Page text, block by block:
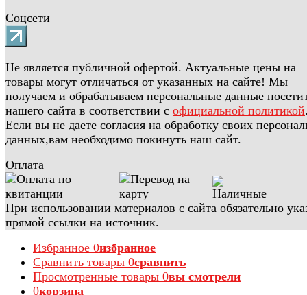
Соцсети
Не является публичной офертой. Актуальные цены на
товары могут отличаться от указанных на сайте! Мы
получаем и обрабатываем персональные данные
нашего сайта в соответствии с официальной политикой
Если вы не даете согласия на обработку своих
данных,вам необходимо покинуть наш сайт.
Оплата
При использовании материалов с сайта обязательно
прямой ссылки на источник.
Избранное 0избранное
Сравнить товары 0сравнить
Просмотренные товары 0вы смотрели
0корзина